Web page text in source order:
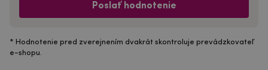
Poslať hodnotenie
* Hodnotenie pred zverejnením dvakrát skontroluje prevádzkovateľ
e-shopu.